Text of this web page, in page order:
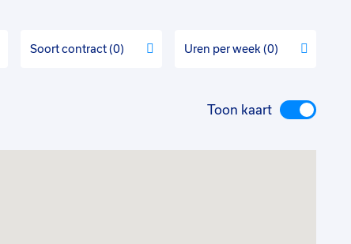
Soort contract 0 Uren per week 0
Toon kaart